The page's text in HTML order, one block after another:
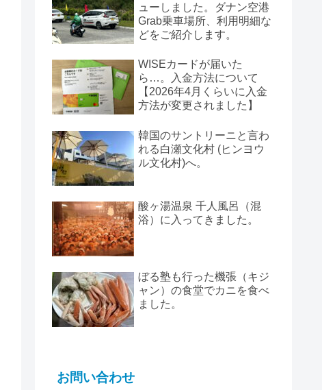
ューしました。ダナン空港
Grab乗車場所、利用明細な
どをご紹介します。
WISEカードが届いた
ら…。入金方法について
【2026年4月くらいに入金
方法が変更されました】
韓国のサントリーニと言わ
れる白瀬文化村 (ヒンヨウ
ル文化村)へ。
酸ヶ湯温泉 千人風呂（混
浴）に入ってきました。
ぼる塾も行った機張（キジ
ャン）の食堂でカニを食べ
ました。
お問い合わせ